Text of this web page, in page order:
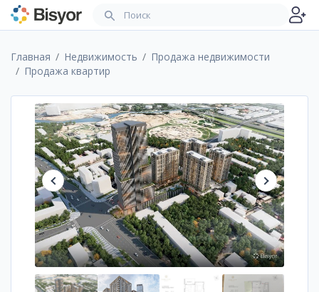
Главная Недвижимость
Продажа недвижимости
Продажа квартир